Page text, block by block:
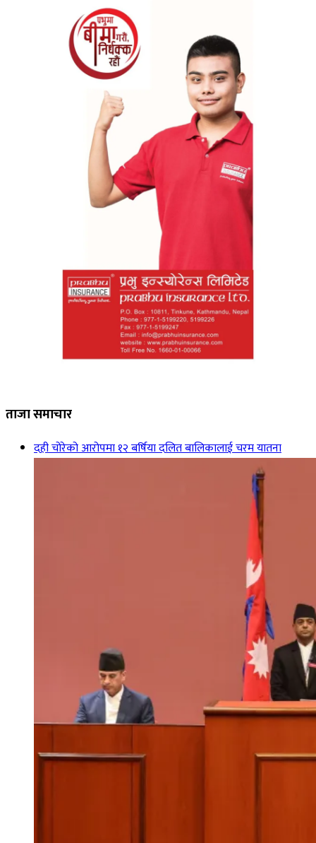
ताजा समाचार
दही चोरेको आरोपमा १२ बर्षिया दलित बालिकालाई चरम यातना